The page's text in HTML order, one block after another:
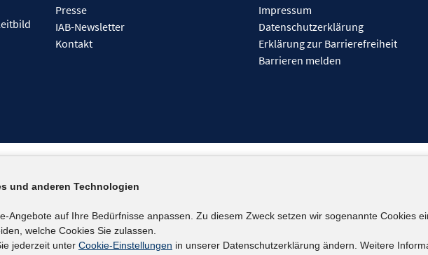
Presse
IAB-Newsletter
Kontakt
Impressum
Datenschutzerklärung
Erklärung zur Barrierefreiheit
Barrieren melden
und anderen Technologien
Angebote auf Ihre Bedürfnisse anpassen. Zu diesem Zweck setzen wir sogenannte Cookies
welche Cookies Sie zulassen.
jederzeit unter Cookie-Einstellungen in unserer Datenschutzerklärung ändern. Weitere